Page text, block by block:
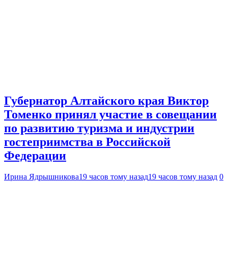
Губернатор Алтайского края Виктор
Томенко принял участие в совещании
по развитию туризма и индустрии
гостеприимства в Российской
Федерации
Ирина Ядрышникова19 часов тому назад19 часов тому назад 0